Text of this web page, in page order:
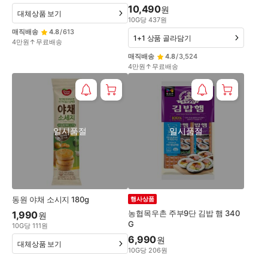
매직배송 4.8/613
4만원↑무료배송
대체상품 보기 10,490원
10G당 437원
매직배송 4.8/3,524
4만원↑무료배송
1+1 상품 골라담기
동원 야채 소시지 180g
일시품절
1,990원
10G당 111원
대체상품 보기
농협목우촌 주부9단 김밥 햄 340
G
일시품절
행사상품
6,990원
10G당 206원